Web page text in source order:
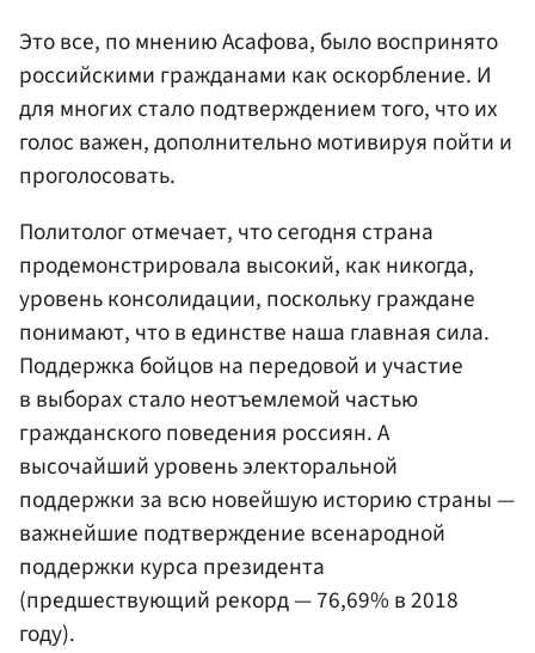
Это все, по мнению Асафова, было воспринято
российскими гражданами как оскорбление. И
для многих стало подтверждением того, что их
голос важен, дополнительно мотивируя пойти и
проголосовать.
Политолог отмечает, что сегодня страна
продемонстрировала высокий, как никогда,
уровень консолидации, поскольку граждане
понимают, что в единстве наша главная сила.
Поддержка бойцов на передовой и участие
в выборах стало неотъемлемой частью
гражданского поведения россиян. А
высочайший уровень электоральной
поддержки за всю новейшую историю страны —
важнейшие подтверждение всенародной
поддержки курса президента
(предшествующий рекорд — 76,69% в 2018
году).